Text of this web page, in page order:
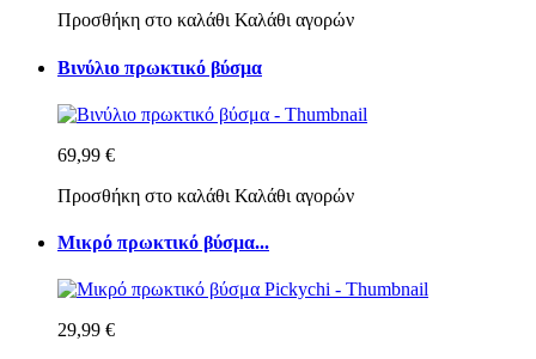
Προσθήκη στο καλάθι Καλάθι αγορών
Βινύλιο πρωκτικό βύσμα
69,99 €
Προσθήκη στο καλάθι Καλάθι αγορών
Μικρό πρωκτικό βύσμα...
29,99 €